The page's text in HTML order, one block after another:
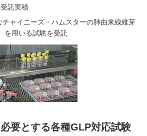
託実積
ャイニーズ・ハムスターの肺由来線維芽
を用いる試験を受託
要とする各種GLP対応試験